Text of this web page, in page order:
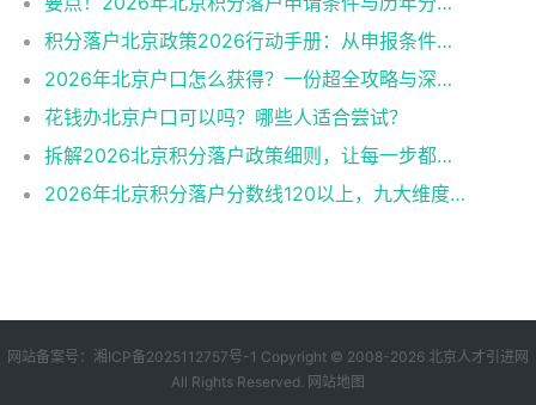
积分落户北京政策2026行动手册：从申报条件到办理流程
2026年北京户口怎么获得？一份超全攻略与深度解析
花钱办北京户口可以吗？哪些人适合尝试？
拆解2026北京积分落户政策细则，让每一步都踩在加分上
2026年北京积分落户分数线120以上，九大维度深度解析！
网站备案号： 湘ICP备2025112757号-1 Copyright © 2008-2026 北京人才引进网
All Rights Reserved. 网站地图